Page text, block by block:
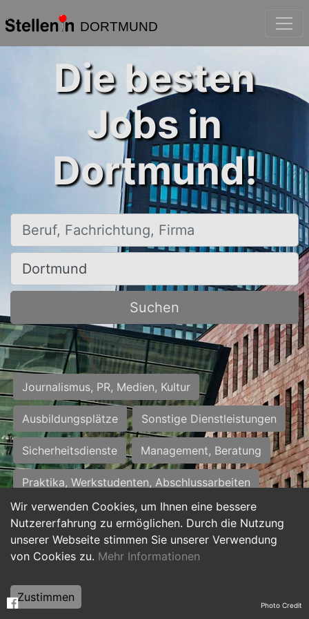
DORTMUND
Wir verwenden Cookies, um Ihnen eine bessere
Nutzererfahrung zu ermöglichen. Durch die Nutzung
unserer Webseite stimmen Sie unserer Verwendung
von Cookies zu. Mehr Informationen
Zustimmen
Die besten
Jobs in
Dortmund!
Beruf, Fachrichtung, Firma
Ort, Stadt
Suchen
Journalismus, PR, Medien, Kultur
Ausbildungsplätze Sonstige Dienstleistungen
Sicherheitsdienste Management, Beratung
Praktika, Werkstudenten, Abschlussarbeiten
Personalwesen Assistenz, Sekretariat
Hilfskräfte, Aushilfs- und Nebenjobs
Weiterbildung, Studium, duale Ausbildung Photo Credit